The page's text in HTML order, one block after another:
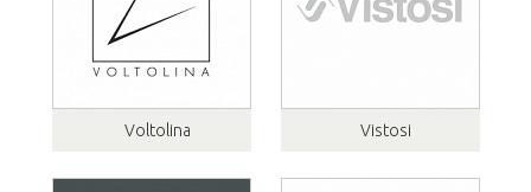
Voltolina Vistosi